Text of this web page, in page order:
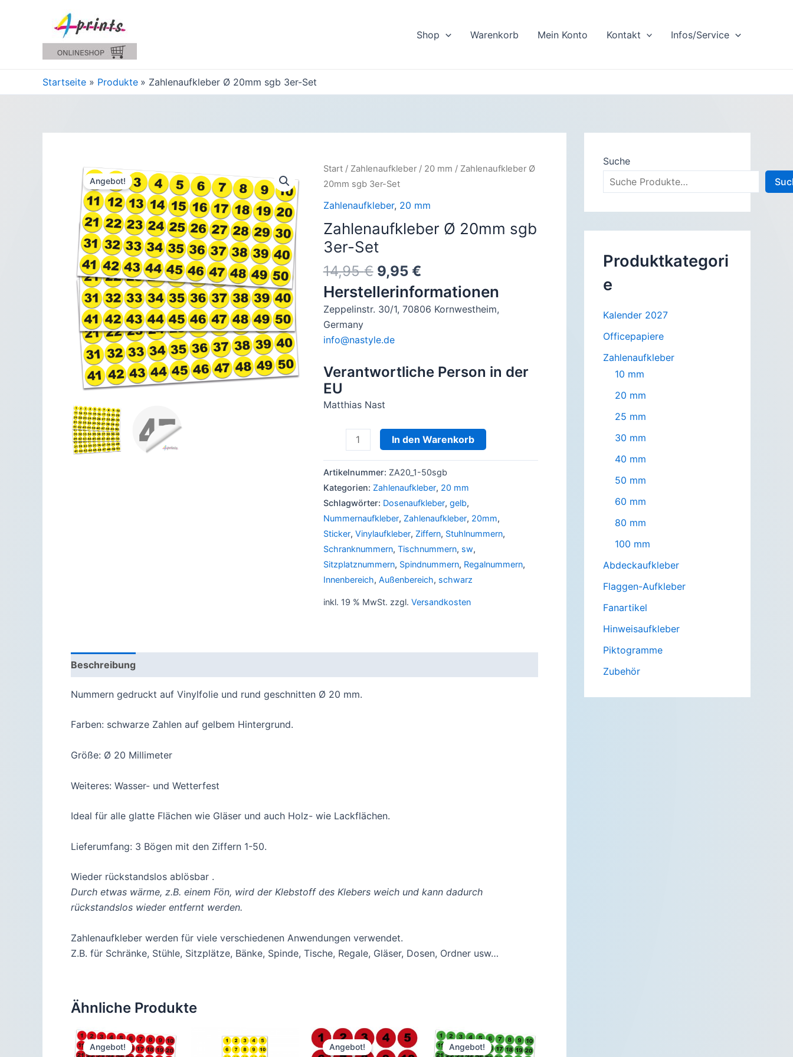
Shop Warenkorb Mein Konto Kontakt Infos/Service
Startseite Produkte Zahlenaufkleber Ø 20mm sgb 3er-Set
Angebot!
Start/ Zahlenaufkleber/ 20 mm / Zahlenaufkleber Ø
20mm sgb 3er-Set
Zahlenaufkleber, 20 mm
Zahlenaufkleber Ø 20mm sgb
3er-Set
14,95€ Ursprünglicher
Preis
war:
14,95 €
9,95 €Aktueller
Preis
ist:
9,95 €.
Herstellerinformationen
Zeppelinstr. 30/1, 70806 Kornwestheim,
Germany
info@nastyle.de
Verantwortliche Person in der
EU
Matthias Nast
Zahlenaufkleber
20mm
sgb
3er-
Set
Menge
In den Warenkorb
Artikelnummer: ZA20_1-50sgb
Kategorien: Zahlenaufkleber, 20 mm
Schlagwörter: Dosenaufkleber, gelb,
Nummernaufkleber, Zahlenaufkleber, 20mm,
Sticker, Vinylaufkleber, Ziffern, Stuhlnummern,
Schranknummern, Tischnummern, sw,
Sitzplatznummern, Spindnummern, Regalnummern,
Innenbereich, Außenbereich, schwarz
inkl. 19 % MwSt. zzgl. Versandkosten
Beschreibung
Nummern gedruckt auf Vinylfolie und rund geschnitten Ø 20 mm.
Farben: schwarze Zahlen auf gelbem Hintergrund.
Größe: Ø 20 Millimeter
Weiteres: Wasser- und Wetterfest
Ideal für alle glatte Flächen wie Gläser und auch Holz- wie Lackflächen.
Lieferumfang: 3 Bögen mit den Ziffern 1-50.
Wieder rückstandslos ablösbar .
Durch etwas wärme, z.B. einem Fön, wird der Klebstoff des Klebers weich und kann dadurch
rückstandslos wieder entfernt werden.
Zahlenaufkleber werden für viele verschiedenen Anwendungen verwendet.
Z.B. für Schränke, Stühle, Sitzplätze, Bänke, Spinde, Tische, Regale, Gläser, Dosen, Ordner usw…
Ähnliche Produkte
Angebot!
Angebot! Angebot!
Angebot! Angebot!
Angebot!
Suche
Produktkategori
e
Kalender 2027
Officepapiere
Zahlenaufkleber
10 mm
20 mm
25 mm
30 mm
40 mm
50 mm
60 mm
80 mm
100 mm
Abdeckaufkleber
Flaggen-Aufkleber
Fanartikel
Hinweisaufkleber
Piktogramme
Zubehör